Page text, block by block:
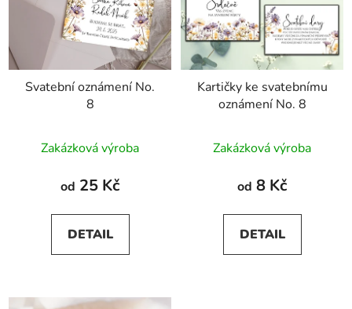
Svatební oznámení No.
8
Zakázková výroba
od 25 Kč
DETAIL
Kartičky ke svatebnímu
oznámení No. 8
Zakázková výroba
od 8 Kč
DETAIL